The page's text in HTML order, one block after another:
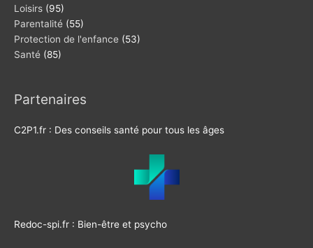
Loisirs (95)
Parentalité (55)
Protection de l'enfance (53)
Santé (85)
Partenaires
C2P1.fr : Des conseils santé pour tous les âges
Redoc-spi.fr : Bien-être et psycho